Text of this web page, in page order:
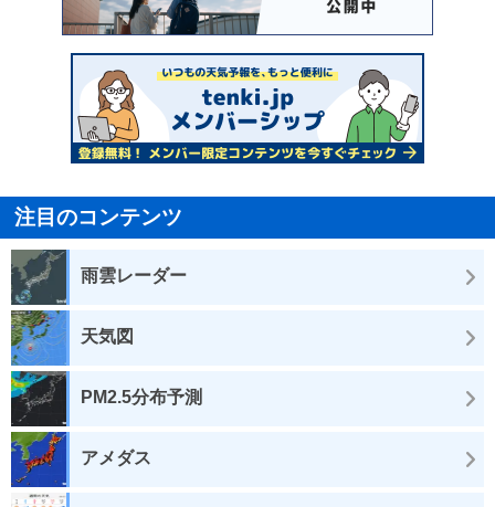
注目のコンテンツ
雨雲レーダー
天気図
PM2.5分布予測
アメダス